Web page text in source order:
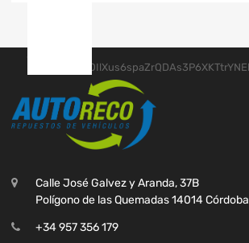
Calle José Galvez y Aranda, 37B
Polígono de las Quemadas 14014 Córdoba
+34 957 356 179